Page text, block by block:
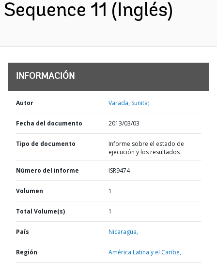
Sequence 11 (Inglés)
INFORMACIÓN
Autor Varada, Sunita;
Fecha del documento 2013/03/03
Tipo de documento
Informe sobre el estado de
ejecución y los resultados
Número del informe ISR9474
Volumen 1
Total Volume(s) 1
País Nicaragua,
Región América Latina y el Caribe,